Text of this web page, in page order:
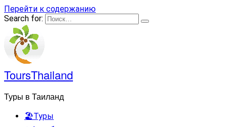
Перейти к содержанию
Search for:
ToursThailand
Туры в Таиланд
🏖️Туры